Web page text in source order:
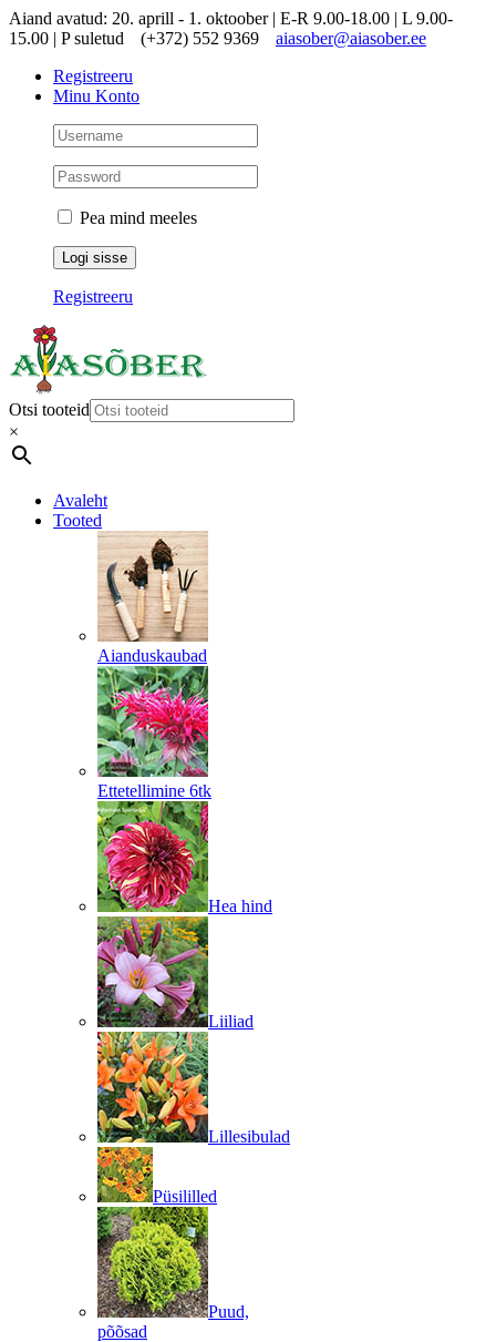
Skip
to
Aiand avatud: 20. aprill - 1. oktoober | E-R 9.00-18.00 | L 9.00-
15.00 | P suletud
(+372) 552 9369
aiasober@aiasober.ee
Registreeru
Minu Konto
Pea mind meeles
Registreeru
Otsi tooteid
×
Avaleht
Tooted
Aianduskaubad
Ettetellimine 6tk
Hea hind
Liiliad
Lillesibulad
Püsililled
Puud,
põõsad